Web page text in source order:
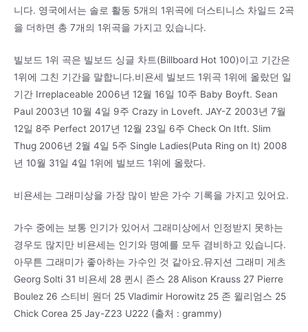
니다. 영국에서는 솔로 활동 5개의 1위곡에 더스티니스 차일드 2곡
을 더하면 총 7개의 1위곡을 가지고 있습니다.
빌보드 1위 곡은 빌보드 싱글 차트(Billboard Hot 100)이고 기간은
1위에 그친 기간을 말합니다.비욘세 빌보드 1위곡 1위에 올랐던 일
기간 Irreplaceable 2006년 12월 16일 10주 Baby Boyft. Sean
Paul 2003년 10월 4일 9주 Crazy in Loveft. JAY-Z 2003년 7월
12일 8주 Perfect 2017년 12월 23일 6주 Check On Itft. Slim
Thug 2006년 2월 4일 5주 Single Ladies(Puta Ring on It) 2008
년 10월 31일 4일 1위에 빌보드 1위에 올랐다.
비욘세는 그래미상을 가장 많이 받은 가수 기록을 가지고 있어요.
가수 중에는 보통 인기가 있어서 그래미상에서 인정받지 못하는
경우도 많지만 비욘세는 인기와 명예를 모두 겸비하고 있습니다.
아무튼 그래미가 좋아하는 가수인 것 같아요.뮤지션 그래미 게츠
Georg Solti 31 비욘세 28 퀸시 존스 28 Alison Krauss 27 Pierre
Boulez 26 스티비 원더 25 Vladimir Horowitz 25 존 윌리엄스 25
Chick Corea 25 Jay-Z23 U222 (출처 : grammy)